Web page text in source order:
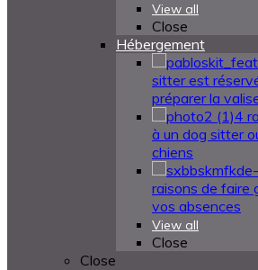
View all
Close
Hébergement
sitter est
préparer la
4
à un dog sitter
chiens
raisons de faire
vos absences
View all
Close
Close